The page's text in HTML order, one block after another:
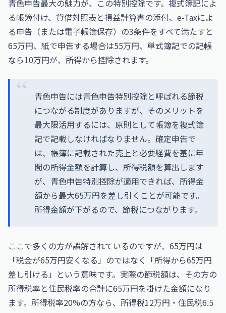
青色申告最大の魅力が、この特別控除です。複式簿記によ
る帳簿付け、貸借対照表と損益計算書の添付、e-Taxによ
る申告（または電子帳簿保存）の3条件をすべて満たすと
65万円、紙で申告する場合は55万円、単式簿記での記帳
なら10万円が、所得から控除されます。
青色申告には青色申告特別控除と呼ばれる節税
につながる制度がありますが、そのメリットを
最大限活用するには、原則として帳簿を複式簿
記で記載しなければなりません。確定申告で
は、帳簿に記載された売上と必要経費を基に年
間の所得金額を計算し、所得税額を算出します
が、青色申告特別控除が適用できれば、所得金
額から最大65万円を差し引くことが可能です。
所得金額が下がるので、節税につながります。
ここで多くの方が誤解されているのですが、65万円は
「税金が65万円安くなる」のではなく「所得から65万円
差し引ける」という意味です。実際の節税額は、その方の
所得税率と住民税率の合計に65万円を掛けた金額になり
ます。所得税率20%の方なら、所得税12万円・住民税6.5